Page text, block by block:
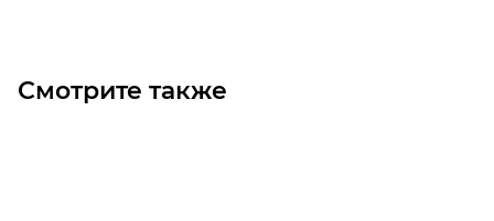
Смотрите также